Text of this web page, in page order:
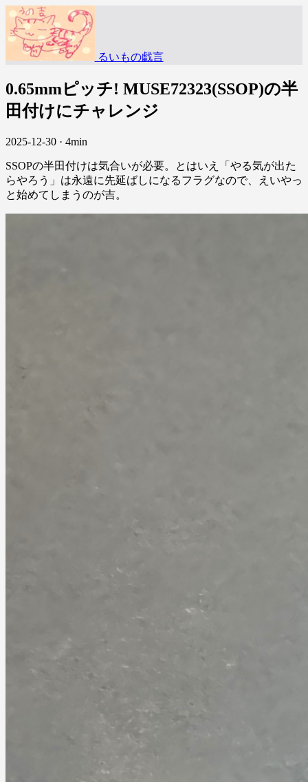
るいもの戯言
0.65mmピッチ! MUSE72323(SSOP)の半
田付けにチャレンジ
2025-12-30 · 4min
SSOPの半田付けは気合いが必要。とはいえ「やる気が出た
らやろう」は永遠に先延ばしになるフラグなので、えいやっ
と始めてしまうのが吉。